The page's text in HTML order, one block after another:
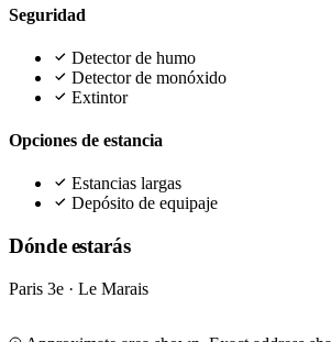
Seguridad
Detector de humo
Detector de monóxido
Extintor
Opciones de estancia
Estancias largas
Depósito de equipaje
Dónde estarás
Paris 3e · Le Marais